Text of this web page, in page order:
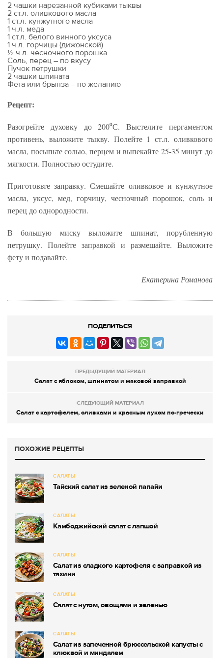
2 чашки нарезанной кубиками тыквы
2 ст.л. оливкового масла
1 ст.л. кунжутного масла
1 ч.л. меда
1 ст.л. белого винного уксуса
1 ч.л. горчицы (дижонской)
½ ч.л. чесночного порошка
Соль, перец – по вкусу
Пучок петрушки
2 чашки шпината
Фета или брынза – по желанию
Рецепт:
Разогрейте духовку до 200⁰С. Выстелите пергаментом
противень, выложите тыкву. Полейте 1 ст.л. оливкового
масла, посыпьте солью, перцем и выпекайте 25-35 минут до
мягкости. Полностью остудите.
Приготовьте заправку. Смешайте оливковое и кунжутное
масла, уксус, мед, горчицу, чесночный порошок, соль и
перец до однородности.
В большую миску выложите шпинат, порубленную
петрушку. Полейте заправкой и размешайте. Выложите
фету и подавайте.
Екатерина Романова
ПОДЕЛИТЬСЯ
ПРЕДЫДУЩИЙ МАТЕРИАЛ
Салат с яблоком, шпинатом и маковой заправкой
СЛЕДУЮЩИЙ МАТЕРИАЛ
Салат с картофелем, оливками и красным луком по-гречески
ПОХОЖИЕ РЕЦЕПТЫ
САЛАТЫ
Тайский салат из зеленой папайи
САЛАТЫ
Камбоджийский салат с лапшой
САЛАТЫ
Салат из сладкого картофеля с заправкой из
тахини
САЛАТЫ
Салат с нутом, овощами и зеленью
САЛАТЫ
Салат из запеченной брюссельской капусты с
клюквой и миндалем